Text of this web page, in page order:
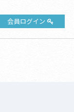
会員ログイン